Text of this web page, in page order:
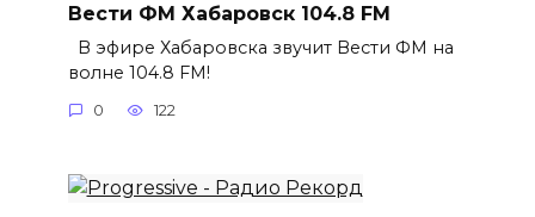
Вести ФМ Хабаровск 104.8 FM
В эфире Хабаровска звучит Вести ФМ на
волне 104.8 FM!
0 122